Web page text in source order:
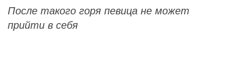
После такого горя певица не может
прийти в себя